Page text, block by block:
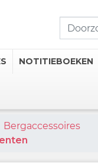
NOTITIEBOEKEN
Bergaccessoires